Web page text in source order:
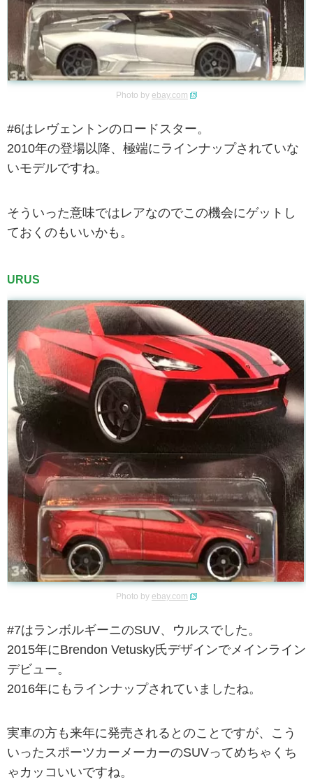
Photo by ebay.com
#6はレヴェントンのロードスター。
2010年の登場以降、極端にラインナップされていな
いモデルですね。
そういった意味ではレアなのでこの機会にゲットし
ておくのもいいかも。
URUS
Photo by ebay.com
#7はランボルギーニのSUV、ウルスでした。
2015年にBrendon Vetusky氏デザインでメインライン
デビュー。
2016年にもラインナップされていましたね。
実車の方も来年に発売されるとのことですが、こう
いったスポーツカーメーカーのSUVってめちゃくち
ゃカッコいいですね。